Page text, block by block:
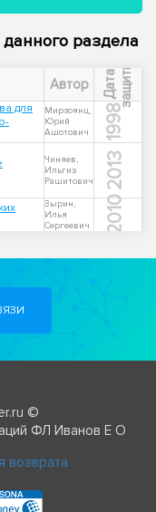
раздела
Автор Д
а
т
а
з
а
щ
и
т ы
для
Мирзоянц,
Юрий
Ашотович
1998
Чиняев,
Ильгиз
Рашитович
2013
Зырин,
Илья
Сергеевич
2010
©
ФЛ Иванов Е О
возврата